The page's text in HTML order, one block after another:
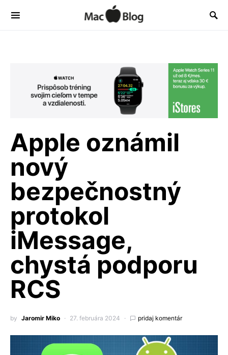
Apple oznámil
nový
bezpečnostný
protokol
iMessage,
chystá podporu
RCS
by Jaromir Miko 27. februára 2024 pridaj komentár